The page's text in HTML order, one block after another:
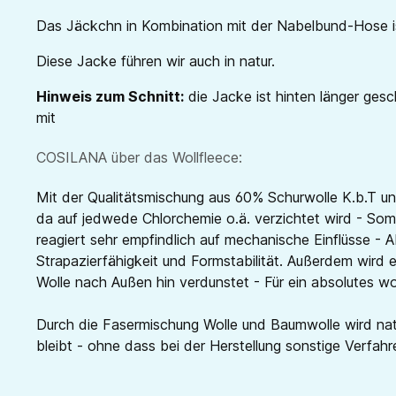
Das Jäckchn in Kombination mit der Nabelbund-
Diese Jacke führen wir auch in natur.
Hinweis zum Schnitt: die Jacke ist hinten länger
mit
COSILANA über das Wollfleece:
Mit der Qualitätsmischung aus 60% Schurwolle K.b.T
da auf jedwede Chlorchemie o.ä. verzichtet wird -
reagiert sehr empfindlich auf mechanische Einflüsse -
Strapazierfähigkeit und Formstabilität. Außerdem
Wolle nach Außen hin verdunstet - Für ein absolutes
Durch die Fasermischung Wolle und Baumwolle wird
bleibt - ohne dass bei der Herstellung sonstige